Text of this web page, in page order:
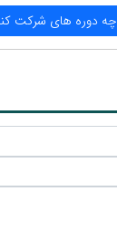
چه دوره های شركت